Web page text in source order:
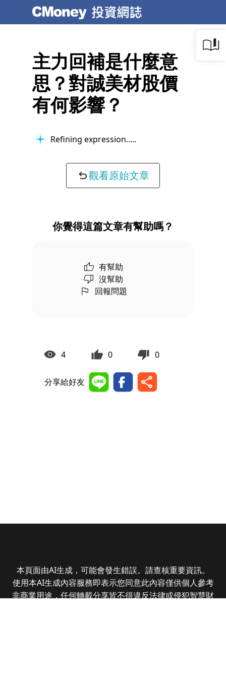
主力回補是什麼意
思？對誠美材股價
有何影響？
Refining expression...
觀看原始文章
你覺得這篇文章有幫助嗎？
有幫助
沒幫助
回報問題
4 0 0
分享給好友
本頁面由AI生成，可能會發生錯誤。請查核重要資訊。
使用本AI生成內容服務即表示您同意此內容僅供個人參考
非商業用途，任何轉載分享皆不得違反法律或侵犯智慧財